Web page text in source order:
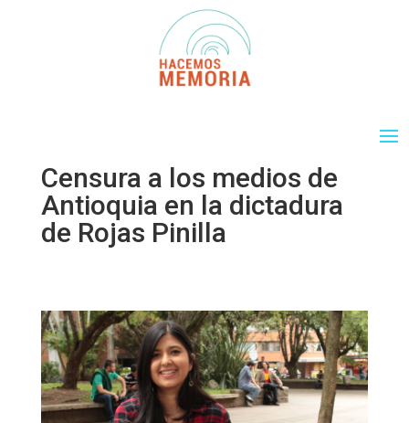
Censura a los medios de
Antioquia en la dictadura
de Rojas Pinilla